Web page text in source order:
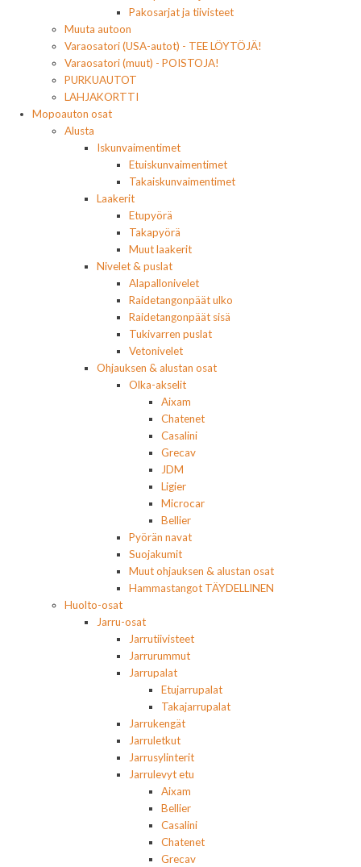
Pakosarjat ja tiivisteet
Muuta autoon
Varaosatori (USA-autot) - TEE LÖYTÖJÄ!
Varaosatori (muut) - POISTOJA!
PURKUAUTOT
LAHJAKORTTI
Mopoauton osat
Alusta
Iskunvaimentimet
Etuiskunvaimentimet
Takaiskunvaimentimet
Laakerit
Etupyörä
Takapyörä
Muut laakerit
Nivelet & puslat
Alapallonivelet
Raidetangonpäät ulko
Raidetangonpäät sisä
Tukivarren puslat
Vetonivelet
Ohjauksen & alustan osat
Olka-akselit
Aixam
Chatenet
Casalini
Grecav
JDM
Ligier
Microcar
Bellier
Pyörän navat
Suojakumit
Muut ohjauksen & alustan osat
Hammastangot TÄYDELLINEN
Huolto-osat
Jarru-osat
Jarrutiivisteet
Jarrurummut
Jarrupalat
Etujarrupalat
Takajarrupalat
Jarrukengät
Jarruletkut
Jarrusylinterit
Jarrulevyt etu
Aixam
Bellier
Casalini
Chatenet
Grecav